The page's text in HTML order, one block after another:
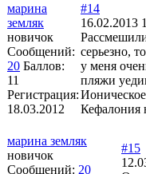
марина
земляк
новичок
Сообщений:
20 Баллов:
11
Регистрация:
18.03.2012
#14
16.02.2013
серьезно,
у меня
пляжи
Кефалония
марина земляк
новичок
Сообщений: 20
#15